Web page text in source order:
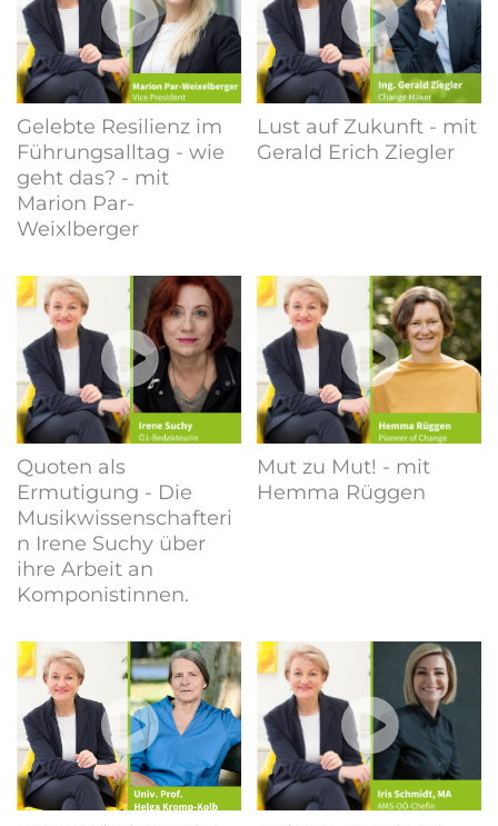
Gelebte Resilienz im
Führungsalltag - wie
geht das? - mit
Marion Par-
Weixlberger
Lust auf Zukunft - mit
Gerald Erich Ziegler
Quoten als
Ermutigung - Die
Musikwissenschafteri
n Irene Suchy über
ihre Arbeit an
Komponistinnen.
Mut zu Mut! - mit
Hemma Rüggen